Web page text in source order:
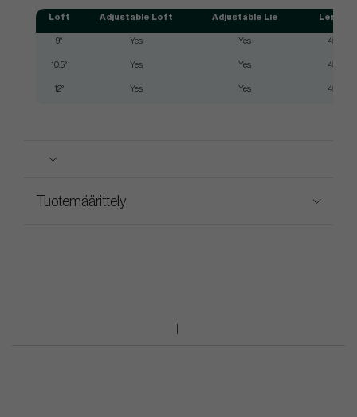
Loft Adjustable Loft Adjustable Lie Length
9° Yes Yes 45.5"
10.5° Yes Yes 45.5"
12° Yes Yes 45.5"
Tuotemäärittely